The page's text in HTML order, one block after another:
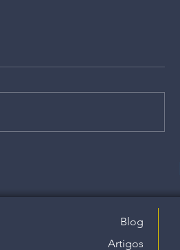
Blog
Artigos